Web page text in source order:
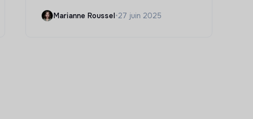
Marianne Roussel•27 juin 2025